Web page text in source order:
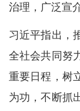
治理，广泛宣
习近平指出，
全社会共同努
重要日程，树
为功，不断抓